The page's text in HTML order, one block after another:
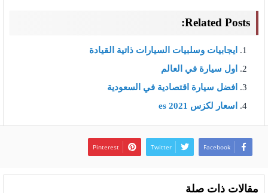
Related Posts:
ايجابيات وسلبيات السيارات ذاتية القيادة
اول سيارة في العالم
افضل سيارة اقتصادية في السعودية
اسعار لكزس es 2021
Facebook
Twitter
Pinterest
مقالات ذات صلة